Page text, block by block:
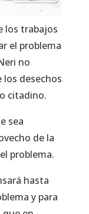
los trabajos
el problema
no
desechos
citadino.
sea
de la
problema.
hasta
y para